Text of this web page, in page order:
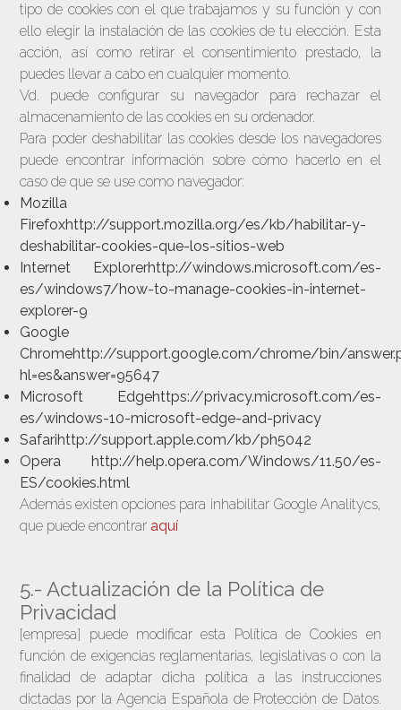
tipo de cookies con el que trabajamos y su función y con
ello elegir la instalación de las cookies de tu elección. Esta
acción, así como retirar el consentimiento prestado, la
puedes llevar a cabo en cualquier momento.
Vd. puede configurar su navegador para rechazar el
almacenamiento de las cookies en su ordenador.
Para poder deshabilitar las cookies desde los navegadores
puede encontrar información sobre cómo hacerlo en el
caso de que se use como navegador:
Mozilla
Firefoxhttp://support.mozilla.org/es/kb/habilitar-y-
deshabilitar-cookies-que-los-sitios-web
Internet Explorerhttp://windows.microsoft.com/es-
es/windows7/how-to-manage-cookies-in-internet-
explorer-9
Google
Chromehttp://support.google.com/chrome/bin/
hl=es&answer=95647
Microsoft Edgehttps://privacy.microsoft.com/es-
es/windows-10-microsoft-edge-and-privacy
Safarihttp://support.apple.com/kb/ph5042
Opera http://help.opera.com/Windows/11.50/es-
ES/cookies.html
Además existen opciones para inhabilitar Google Analitycs,
que puede encontrar aquí
5.- Actualización de la Política de
Privacidad
[empresa] puede modificar esta Política de Cookies en
función de exigencias reglamentarias, legislativas o con la
finalidad de adaptar dicha política a las instrucciones
dictadas por la Agencia Española de Protección de Datos.